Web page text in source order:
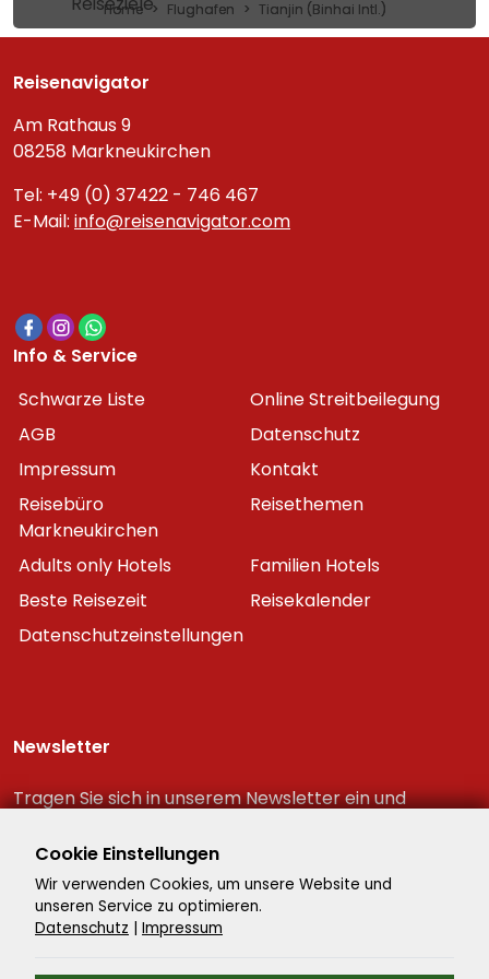
Home Flughafen Tianjin (Binhai Intl.)
Reisenavigator
Am Rathaus 9
08258 Markneukirchen
Tel: +49 (0) 37422 - 746 467
E-Mail: info@reisenavigator.com
Info & Service
Schwarze Liste
Online Streitbeilegung
AGB
Datenschutz
Impressum
Kontakt
Reisebüro
Markneukirchen
Reisethemen
Adults only Hotels
Familien Hotels
Beste Reisezeit
Reisekalender
Datenschutzeinstellungen
Newsletter
Tragen Sie sich in unserem Newsletter ein und
Reiseschnäppchen!
Cookie Einstellungen
Wir verwenden Cookies, um unsere Website und
unseren Service zu optimieren.
Datenschutz | Impressum